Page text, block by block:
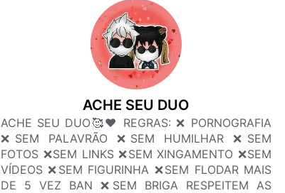
ACHE SEU DUO
ACHE SEU DUO🥰❤️ REGRAS: ❌ PORNOGRAFIA
❌SEM PALAVRÃO ❌SEM HUMILHAR ❌SEM
FOTOS ❌SEM LINKS ❌SEM XINGAMENTO ❌SEM
VÍDEOS ❌SEM FIGURINHA ❌SEM FLODAR MAIS
DE 5 VEZ BAN ❌SEM BRIGA RESPEITEM AS